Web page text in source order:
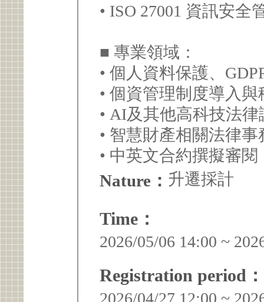
• ISO 27001 資訊安
■ 專業領域：
• 個人資料保護、
• 個資管理制度導入
• AI及其他高科技法
• 智慧財產相關法律
• 中英文合約撰擬審閱
Nature： 升遷採計
Time：
2026/05/06 14:00 ~
Registration period：
2026/04/27 12:00 ~